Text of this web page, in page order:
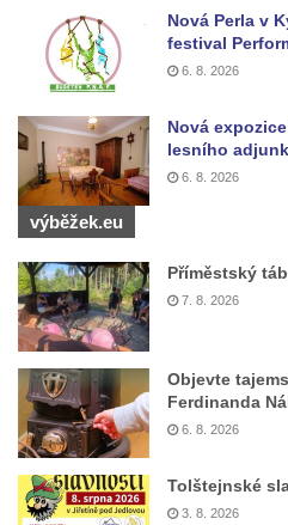
Bývalá továrna J. B. Limburger
přádelny bavlny v Chotyni
výroba dřevěného zboží v
Bukovou
Strom života na Dymníku v
Pavilon Reinerovy fresky v
parku v Duchcově
Dřevěný altán v Teplické ulici v
Oplocení čestného dvora zámku
Duchcově
Fara u kostela Zvěstování Panny
náměstí Republiky v Duchcově
Fara před kostelem svatých
Jeníkově
Nová Perla v
festival
6. 8. 2026
Nová
lesního
6. 8. 2026
výběžek.eu
Příměstský
7. 8. 2026
Objevte
Ferdinanda
6. 8. 2026
Tolštejnské
3. 8. 2026